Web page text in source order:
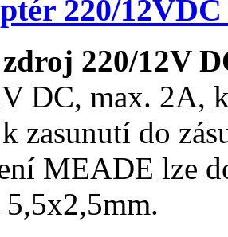
220/
220/12V
DC, max. 2A,
zasunutí do
MEADE lze